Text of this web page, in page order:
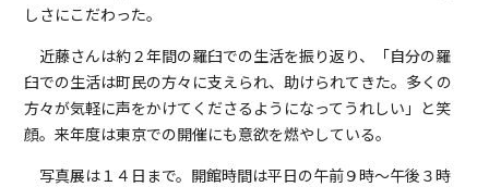
しさにこだわった。
近藤さんは約２年間の羅臼での生活を振り返り、「自分の羅
臼での生活は町民の方々に支えられ、助けられてきた。多くの
方々が気軽に声をかけてくださるようになってうれしい」と笑
顔。来年度は東京での開催にも意欲を燃やしている。
写真展は１４日まで。開館時間は平日の午前９時～午後３時